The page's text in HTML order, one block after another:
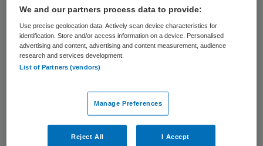
tuchtcollege de gemiddelde doorlooptijd
met ongeveer een derde afgenomen. In
2013 was de gemiddelde doorlooptijd bij de
vijf regionale tuchtcolleges nog 279 dagen.
nog 363 dagen over om een klacht in
beroep af te handelen, zo blijkt uit het
jaarverslag.
We and our partners process data to provide:
Use precise geolocation data. Actively scan device characteristics for
identification. Store and/or access information on a device. Personalised
advertising and content, advertising and content measurement, audience
research and services development.
List of Partners (vendors)
Manage Preferences
Reject All I Accept